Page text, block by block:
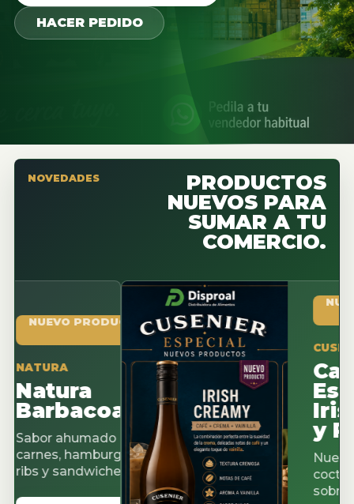
HACER PEDIDO
NOVEDADES
PRODUCTOS
NUEVOS PARA
SUMAR A TU
COMERCIO.
PRODUCTO
ahumado para
hamburguesas,
sandwiches.
NUEVO
CUSENIER
Cacao
Irish
y
Nuevos
cocteleria,
sobremesas.